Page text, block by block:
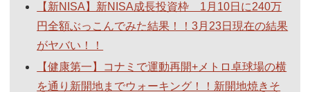
【新NISA】新NISA成長投資枠 1月10日に240万
円全額ぶっこんでみた結果！！3月23日現在の結果
がヤバい！！
【健康第一】コナミで運動再開+メトロ卓球場の横
を通り新開地までウォーキング！！新開地焼きそ